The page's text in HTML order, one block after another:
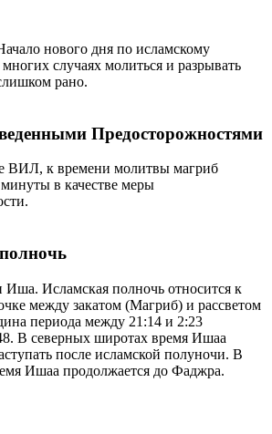
нового дня по исламскому
случаях молиться и разрывать
рано.
Предосторожностями
ВИЛ, к времени молитвы магриб
в качестве меры
Иша. Исламская полночь относится к
между закатом (Магриб) и рассветом
периода между 21:14 и 2:23
В северных широтах время Ишаа
после исламской полуночи. В
Ишаа продолжается до Фаджра.